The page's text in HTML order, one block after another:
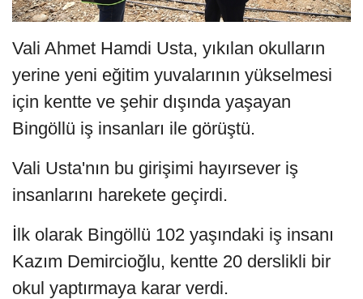
Vali Ahmet Hamdi Usta, yıkılan okulların
yerine yeni eğitim yuvalarının yükselmesi
için kentte ve şehir dışında yaşayan
Bingöllü iş insanları ile görüştü.
Vali Usta'nın bu girişimi hayırsever iş
insanlarını harekete geçirdi.
İlk olarak Bingöllü 102 yaşındaki iş insanı
Kazım Demircioğlu, kentte 20 derslikli bir
okul yaptırmaya karar verdi.